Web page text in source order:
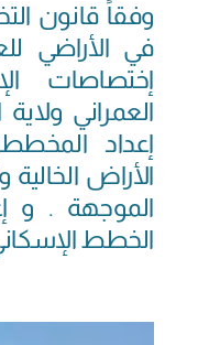
وفقاً قانون
إختصاصات
العمراني
إعداد
الأراض
الموجهة . و
الخطط